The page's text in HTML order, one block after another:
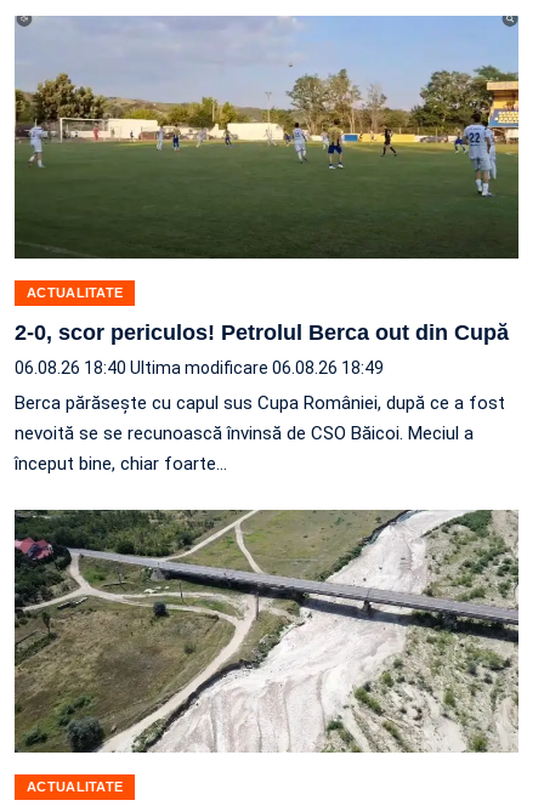
ACTUALITATE
2-0, scor periculos! Petrolul Berca out din Cupă
06.08.26 18:40 Ultima modificare 06.08.26 18:49
Berca părăsește cu capul sus Cupa României, după ce a fost
nevoită se se recunoască învinsă de CSO Băicoi. Meciul a
început bine, chiar foarte…
ACTUALITATE